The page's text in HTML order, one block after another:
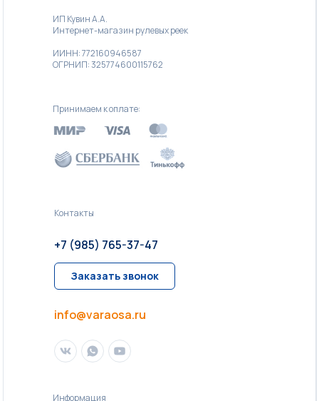
Принимаем к оплате:
Контакты
ИП Кувин А.А.
Интернет-магазин рулевых реек
ИИНН: 772160946587
ОГРНИП: 325774600115762
Информация
info@varaosa.ru
+7 (985) 765-37-47
Заказать звонок